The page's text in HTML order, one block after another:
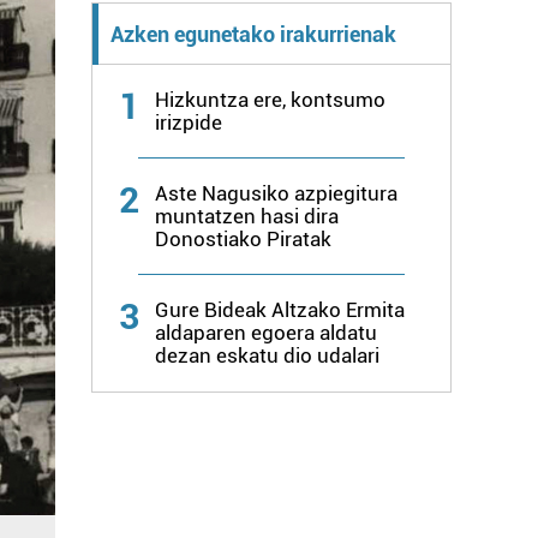
Azken egunetako irakurrienak
1
Hizkuntza ere, kontsumo
irizpide
2
Aste Nagusiko azpiegitura
muntatzen hasi dira
Donostiako Piratak
3
Gure Bideak Altzako Ermita
aldaparen egoera aldatu
dezan eskatu dio udalari